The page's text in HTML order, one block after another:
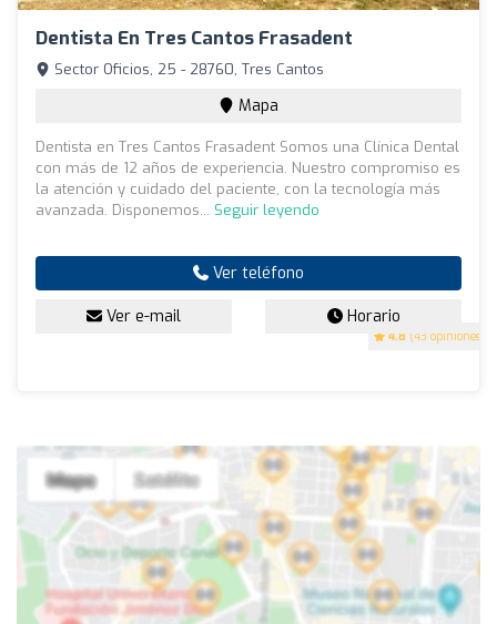
Dentista En Tres Cantos Frasadent
4.8 (43 opiniones)
Sector Oficios, 25 - 28760, Tres Cantos
Mapa
Dentista en Tres Cantos Frasadent Somos una Clínica Dental
con más de 12 años de experiencia. Nuestro compromiso es
la atención y cuidado del paciente, con la tecnología más
avanzada. Disponemos... Seguir leyendo
Ver teléfono
Ver e-mail Horario